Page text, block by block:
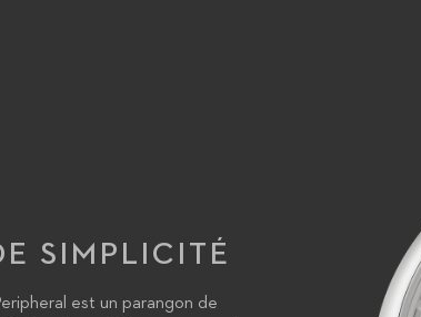
SIMPLICITÉ
est un parangon de